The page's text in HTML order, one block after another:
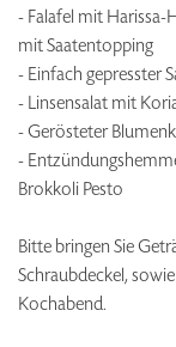
- Falafel mit Harissa-
mit Saatentopping
- Einfach gepresster
- Linsensalat mit
- Gerösteter
-
Brokkoli Pesto
Bitte bringen Sie
Schraubdeckel,
Kochabend.